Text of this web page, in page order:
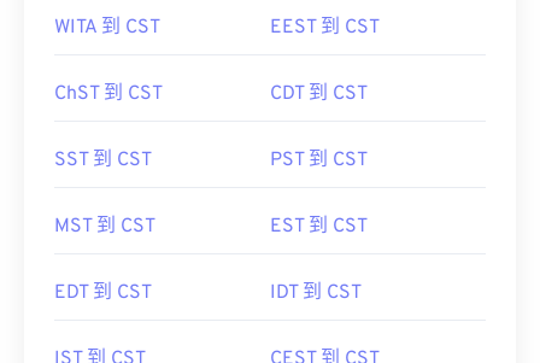
WITA 到 CST EEST 到 CST
ChST 到 CST CDT 到 CST
SST 到 CST PST 到 CST
MST 到 CST EST 到 CST
EDT 到 CST IDT 到 CST